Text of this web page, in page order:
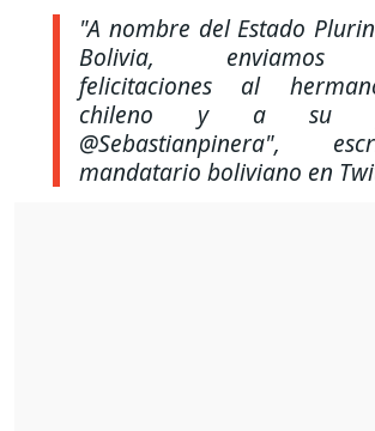
"A nombre del Estado
Bolivia, enviamos
felicitaciones al
chileno y a su
@Sebastianpinera",
mandatario boliviano en